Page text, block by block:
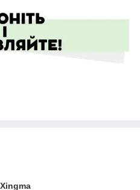
Xingma